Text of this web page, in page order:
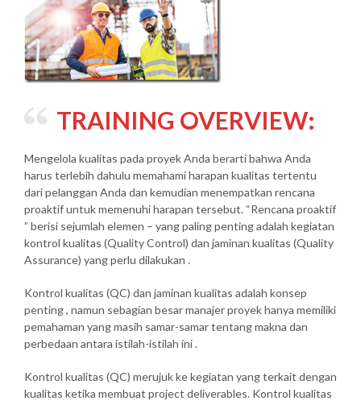
TRAINING OVERVIEW:
Mengelola kualitas pada proyek Anda berarti bahwa Anda
harus terlebih dahulu memahami harapan kualitas tertentu
dari pelanggan Anda dan kemudian menempatkan rencana
proaktif untuk memenuhi harapan tersebut. “Rencana proaktif
” berisi sejumlah elemen – yang paling penting adalah kegiatan
kontrol kualitas (Quality Control) dan jaminan kualitas (Quality
Assurance) yang perlu dilakukan .
Kontrol kualitas (QC) dan jaminan kualitas adalah konsep
penting , namun sebagian besar manajer proyek hanya memiliki
pemahaman yang masih samar-samar tentang makna dan
perbedaan antara istilah-istilah ini .
Kontrol kualitas (QC) merujuk ke kegiatan yang terkait dengan
kualitas ketika membuat project deliverables. Kontrol kualitas